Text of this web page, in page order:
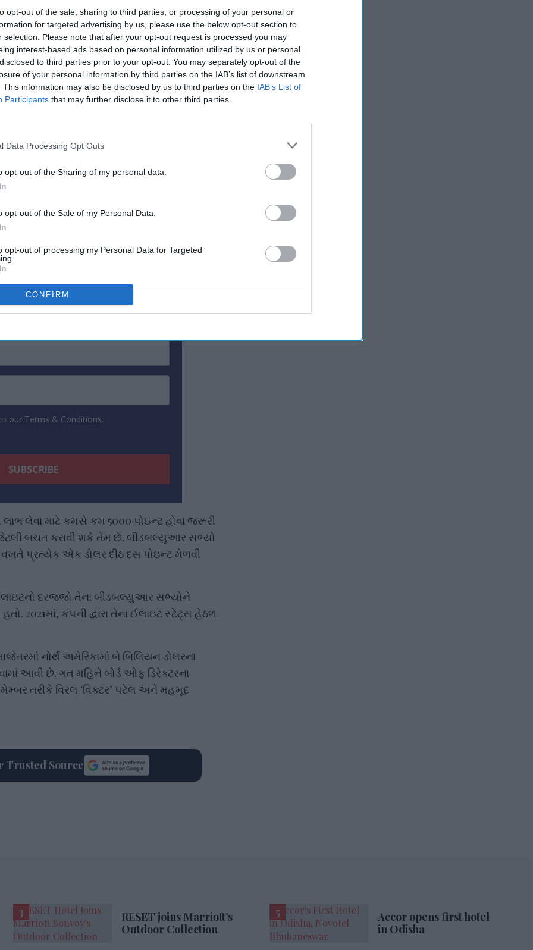
opt-out of the sale, sharing to third parties, or processing of your personal or
for targeted advertising by us, please use the below opt-out section to
selection. Please note that after your opt-out request is processed you may
interest-based ads based on personal information utilized by us or personal
to third parties prior to your opt-out. You may separately opt-out of the
of your personal information by third parties on the IAB’s list of downstream
This information may also be disclosed by us to third parties on the IAB’s List of
Participants that may further disclose it to other third parties.
Data Processing Opt Outs
opt-out of the Sharing of my personal data.
opt-out of the Sale of my Personal Data.
opt-out of processing my Personal Data for Targeted
CONFIRM
marks 250th
anniversary
કર્યું હતું કે હોટેલોમાં જ આ પોઇન્ટનો
પ્રેસિડેન્ટ અને ચીફ માર્કેટિંગ ઓફિસર ડોરોથી
પ્રકારે તૈયાર કરાયું છે કે બીડબલ્યુઆર સભ્યો
અમારા હોટેલ માલિકોને તેનો લાભ મળશે, કારણ
ઉમેરી રહી છે. અમે અમારા રિવોર્ડ સભ્યોને નવા
નોર્થ અમેરિકામાં આવેલી અમારી બેસ્ટ
પોઇન્ટ કાર્યક્રમની જાહેરાત કરતા અમને
Our Weekly Newsletter
Here
our Terms & Conditions.
લેવા માટે કમસે કમ 5000 પોઇન્ટ હોવા જરૂરી
બચત કરાવી શકે તેમ છે. બીડબલ્યુઆર સભ્યો
વખતે પ્રત્યેક એક ડોલર દીઠ દસ પોઇન્ટ મેળવી
દરજ્જો તેના બીડબલ્યુઆર સભ્યોને
2021માં, કંપની દ્વારા તેના ઈલાઇટ સ્ટેટ્સ હેઠળ
નોર્થ અમેરિકામાં બે બિલિયન ડોલરના
આવી છે. ગત મહિને બોર્ડ ઓફ ડિરેક્ટરના
તરીકે વિરલ ‘વિક્ટર’ પટેલ અને મહમૂદ
Trusted Source
RESET joins Marriott’s
Outdoor Collection
Accor opens first hotel
in Odisha